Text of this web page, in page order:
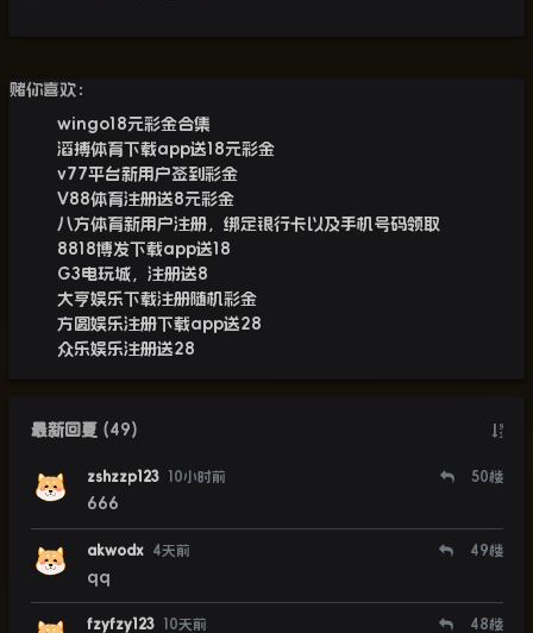
赌你喜欢：
wingo18元彩金合集
滔搏体育下载app送18元彩金
v77平台新用户签到彩金
V88体育注册送8元彩金
八方体育新用户注册，绑定银行卡以及手机号码领取
8818博发下载app送18
G3电玩城，注册送8
大亨娱乐下载注册随机彩金
方圆娱乐注册下载app送28
众乐娱乐注册送28
最新回复 (49 )
zshzzp123 10小时前 50楼
666
akwodx 4天前 49楼
qq
fzyfzy123 10天前 48楼